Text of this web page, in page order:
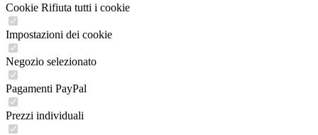
Cookie Rifiuta tutti i cookie
Impostazioni dei cookie
Negozio selezionato
Pagamenti PayPal
Prezzi individuali